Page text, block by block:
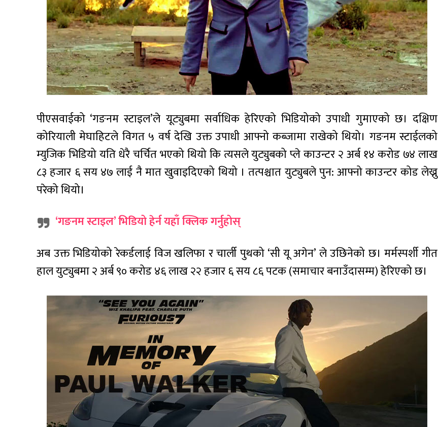
पीएसवाईको ‘गङनम स्टाइल’ले यूट्युबमा सर्वाधिक हेरिएको भिडियोको उपाधी गुमाएको छ। दक्षिण
कोरियाली मेघाहिटले विगत ५ वर्ष देखि उक्त उपाधी आफ्नो कब्जामा राखेको थियो। गङनम स्टाईलको
म्युजिक भिडियो यति धेरै चर्चित भएको थियो कि त्यसले युट्युबको प्ले काउन्टर २ अर्ब १४ करोड ७४ लाख
८३ हजार ६ सय ४७ लाई नै मात खुवाइदिएको थियो । तत्पश्चात युट्युबले पुन: आफ्नो काउन्टर कोड लेख्नु
परेको थियो।
‘गङनम स्टाइल’ भिडियो हेर्न यहाँ क्लिक गर्नुहोस्
अब उक्त भिडियोको रेकर्डलाई विज खलिफा र चार्ली पुथको ‘सी यू अगेन’ ले उछिनेको छ। मर्मस्पर्शी गीत
हाल युट्युबमा २ अर्ब ९० करोड ४६ लाख २२ हजार ६ सय ८६ पटक (समाचार बनाउँदासम्म) हेरिएको छ।